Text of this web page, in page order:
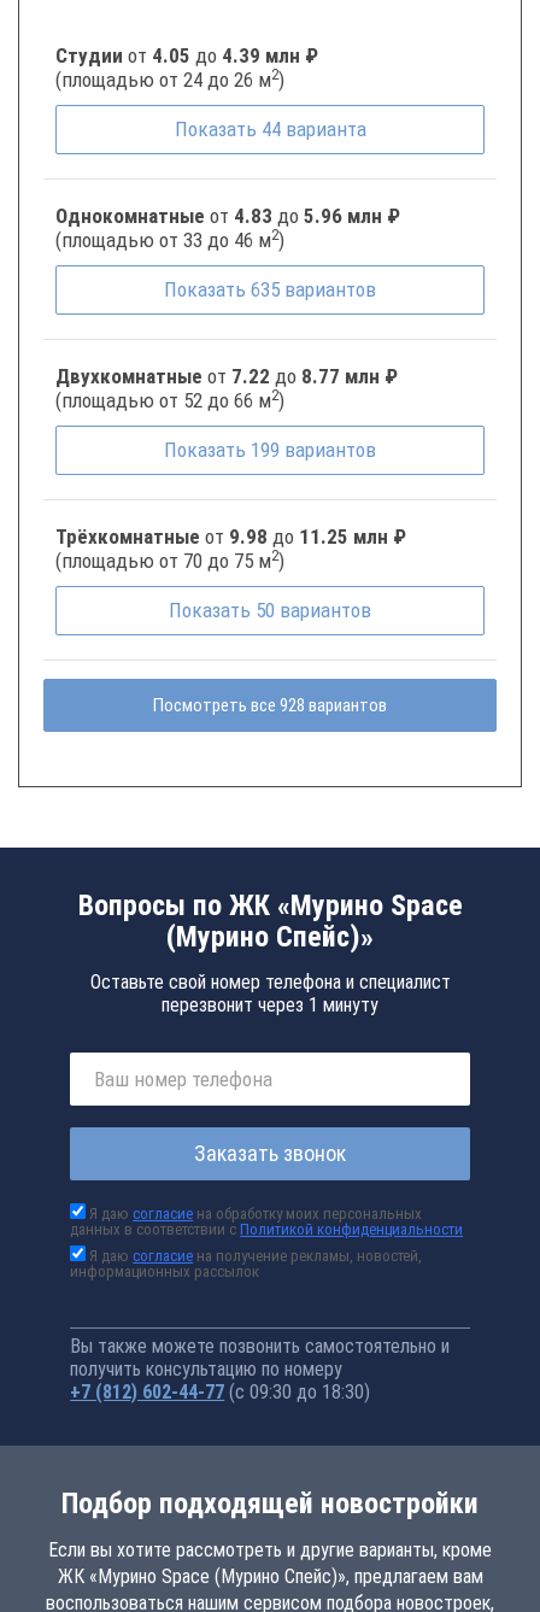
Студии от 4.05 до 4.39 млн ₽
(площадью от 24 до 26 м2)
Показать 44 варианта
Однокомнатные от 4.83 до 5.96 млн ₽
(площадью от 33 до 46 м2)
Показать 635 вариантов
Двухкомнатные от 7.22 до 8.77 млн ₽
(площадью от 52 до 66 м2)
Показать 199 вариантов
Трёхкомнатные от 9.98 до 11.25 млн ₽
(площадью от 70 до 75 м2)
Показать 50 вариантов
Посмотреть все 928 вариантов
Вопросы по ЖК «Мурино Space
(Мурино Спейс)»
Оставьте свой номер телефона и специалист
перезвонит через 1 минуту
Заказать звонок
Я даюсогласие на обработку моих персональных
данных в соответствии сПолитикой конфиденциальности
Я даюсогласие на получение рекламы, новостей,
информационных рассылок
Вы также можете позвонить самостоятельно и
получить консультацию по номеру
+7 (812) 602-44-77 (с 09:30 до 18:30)
Подбор подходящей новостройки
Если вы хотите рассмотреть и другие варианты, кроме
ЖК «Мурино Space (Мурино Спейс)», предлагаем вам
воспользоваться нашим сервисом подбора новостроек,